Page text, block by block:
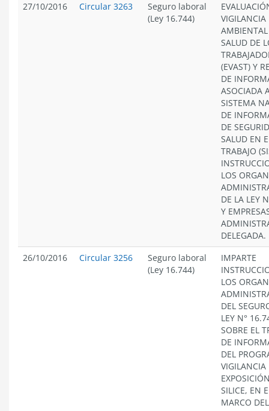
27/10/2016 Circular 3263
Seguro laboral
(Ley 16.744)
VIGILANCIA
SALUD DE
(EVAST) Y
DE
ASOCIADA
SISTEMA
DE
DE
SALUD EN
TRABAJO
LOS
DE LA LEY
Y
DELEGADA.
26/10/2016
Circular 3256
Seguro laboral
(Ley 16.744)
IMPARTE
LOS
DEL
LEY N°
SOBRE EL
DE
DEL
VIGILANCIA
SILICE, EN
MARCO